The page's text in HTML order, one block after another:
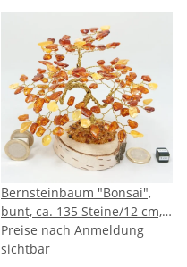
Bernsteinbaum "Bonsai",
bunt, ca. 135 Steine/12 cm,
inkl. Box
Preise nach Anmeldung
sichtbar